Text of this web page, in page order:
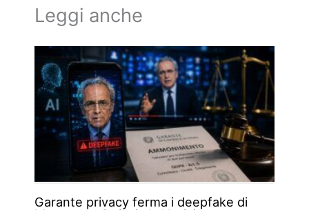
Leggi anche
Garante privacy ferma i deepfake di